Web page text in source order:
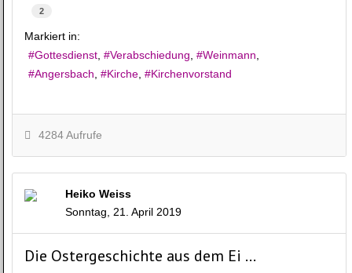
2
Markiert in:
Gottesdienst
Verabschiedung
Weinmann
Angersbach
Kirche Kirchenvorstand
4284 Aufrufe
Heiko Weiss
Sonntag, 21. April 2019
Die Ostergeschichte aus dem Ei …